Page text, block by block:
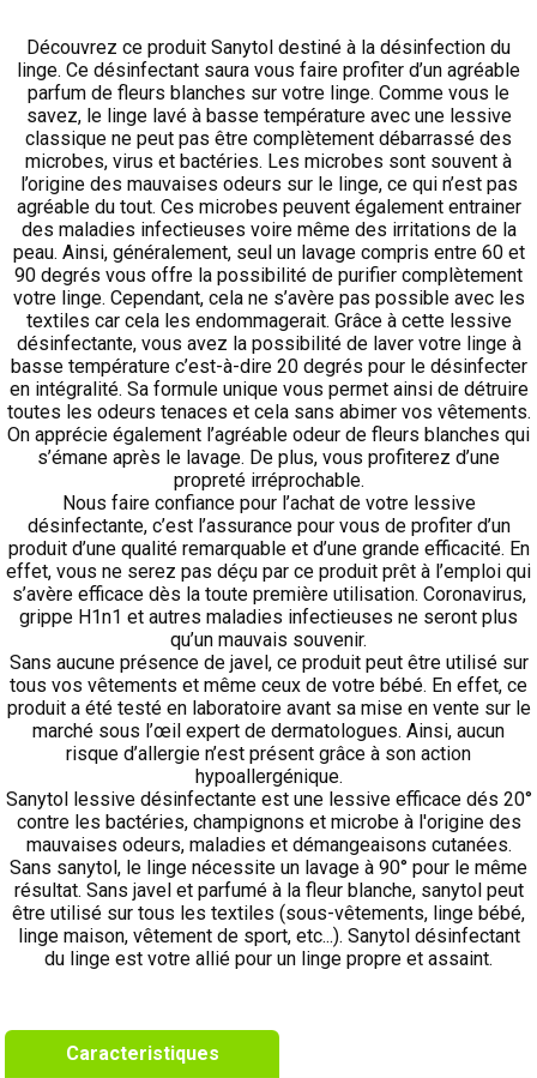
Découvrez ce produit Sanytol destiné à la désinfection du
linge. Ce désinfectant saura vous faire profiter d’un agréable
parfum de fleurs blanches sur votre linge. Comme vous le
savez, le linge lavé à basse température avec une lessive
classique ne peut pas être complètement débarrassé des
microbes, virus et bactéries. Les microbes sont souvent à
l’origine des mauvaises odeurs sur le linge, ce qui n’est pas
agréable du tout. Ces microbes peuvent également entrainer
des maladies infectieuses voire même des irritations de la
peau. Ainsi, généralement, seul un lavage compris entre 60 et
90 degrés vous offre la possibilité de purifier complètement
votre linge. Cependant, cela ne s’avère pas possible avec les
textiles car cela les endommagerait. Grâce à cette lessive
désinfectante, vous avez la possibilité de laver votre linge à
basse température c’est-à-dire 20 degrés pour le désinfecter
en intégralité. Sa formule unique vous permet ainsi de détruire
toutes les odeurs tenaces et cela sans abimer vos vêtements.
On apprécie également l’agréable odeur de fleurs blanches qui
s’émane après le lavage. De plus, vous profiterez d’une
propreté irréprochable.
Nous faire confiance pour l’achat de votre lessive
désinfectante, c’est l’assurance pour vous de profiter d’un
produit d’une qualité remarquable et d’une grande efficacité. En
effet, vous ne serez pas déçu par ce produit prêt à l’emploi qui
s’avère efficace dès la toute première utilisation. Coronavirus,
grippe H1n1 et autres maladies infectieuses ne seront plus
qu’un mauvais souvenir.
Sans aucune présence de javel, ce produit peut être utilisé sur
tous vos vêtements et même ceux de votre bébé. En effet, ce
produit a été testé en laboratoire avant sa mise en vente sur le
marché sous l’œil expert de dermatologues. Ainsi, aucun
risque d’allergie n’est présent grâce à son action
hypoallergénique.
Sanytol lessive désinfectante est une lessive efficace dés 20°
contre les bactéries, champignons et microbe à l'origine des
mauvaises odeurs, maladies et démangeaisons cutanées.
Sans sanytol, le linge nécessite un lavage à 90° pour le même
résultat. Sans javel et parfumé à la fleur blanche, sanytol peut
être utilisé sur tous les textiles (sous-vêtements, linge bébé,
linge maison, vêtement de sport, etc...). Sanytol désinfectant
du linge est votre allié pour un linge propre et assaint.
Caracteristiques